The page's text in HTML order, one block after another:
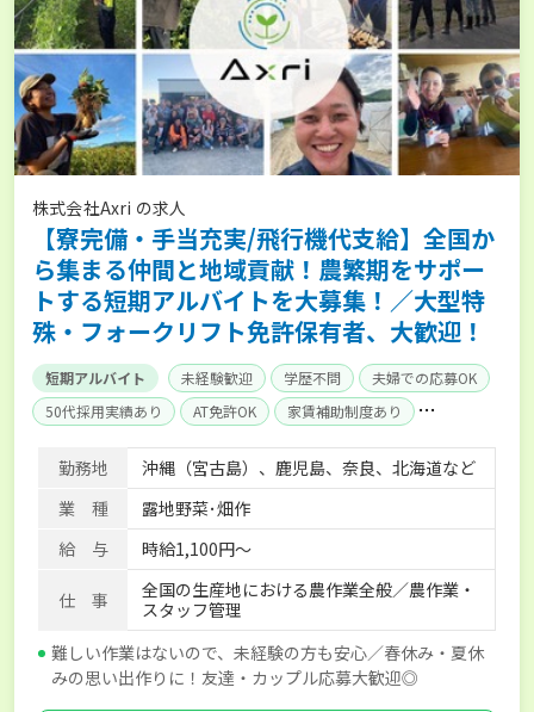
株式会社Axri の求人
【寮完備・手当充実/飛行機代支給】全国か
ら集まる仲間と地域貢献！農繁期をサポー
トする短期アルバイトを大募集！／大型特
殊・フォークリフト免許保有者、大歓迎！
短期アルバイト 未経験歓迎 学歴不問
夫婦での応募OK
50代採用実績あり
AT免許OK
家賃補助制度あり
単身寮あり
勤務地
沖縄（宮古島）、鹿児島、奈良、北海道など
業 種
露地野菜･畑作
給 与
時給1,100円〜
仕 事
全国の生産地における農作業全般／農作業・
スタッフ管理
難しい作業はないので、未経験の方も安心／春休み・夏休
みの思い出作りに！友達・カップル応募大歓迎◎